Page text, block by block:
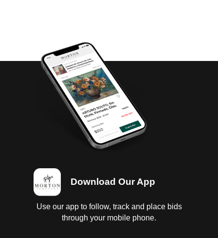
Download Our App
Use our app to follow, track and place bids
through your mobile phone.